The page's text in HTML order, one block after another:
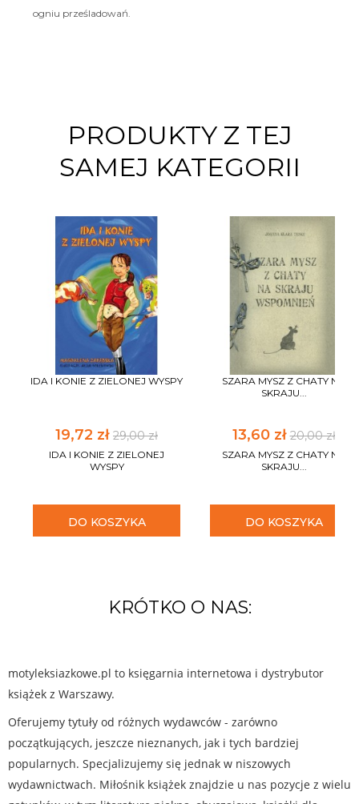
ogniu prześladowań.
PRODUKTY Z TEJ
SAMEJ KATEGORII
IDA I KONIE Z ZIELONEJ WYSPY
19,72 zł 29,00 zł
IDA I KONIE Z ZIELONEJ
WYSPY
DO KOSZYKA
SZARA MYSZ Z CHATY NA
SKRAJU...
13,60 zł20,00 zł
SZARA MYSZ Z CHATY NA
SKRAJU...
DO KOSZYKA
KRÓTKO O NAS:
motyleksiazkowe.pl to księgarnia internetowa i dystrybutor
książek z Warszawy.
Oferujemy tytuły od różnych wydawców - zarówno
początkujących, jeszcze nieznanych, jak i tych bardziej
popularnych. Specjalizujemy się jednak w niszowych
wydawnictwach. Miłośnik książek znajdzie u nas pozycje z wielu